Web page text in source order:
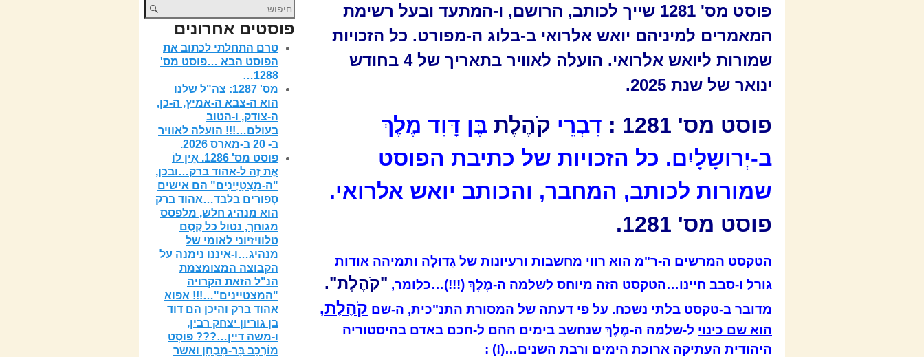
פוסט מס' 1281 שייך לכותב, הרושם, ו-המתעד ובעל רשימת
המאמרים למיניהם יואש אלרואי ב-בלוג ה-מפורט. כל הזכויות
שמורות ליואש אלרואי. הועלה לאוויר בתאריך של 4 בחודש
ינואר של שנת 2025.
פוסט מס' 1281 : דִבְרֵי קֹהֶלֶת בֶּן דָּוִד מֶלֶךְ
ב-יְרושָלָיִם. כל הזכויות של כתיבת הפוסט
שמורות לכותב, המחבר, והכותב יואש אלרואי.
פוסט מס' 1281.
הטקסט המרשים ה-ר"מ הוא רווי מחשבות ורעיונות של גְדוּלָה ותמיהה אודות
גורל ו-סבב חיינו…הטקסט הזה מיוחס לשלמה ה-מֶלֶךְ (!!!)…כלומר, "קֹהֶלֶת".
מדובר ב-טקסט בלתי נשכח. על פי דעתה של המסורת התנ"כית, ה-שם קֹהֶלֶת,
הוא שם כינוי ל-שלמה ה-מֶלֶךְ שנחשב בימים ההם ל-חכם באדם בהיסטוריה
היהודית העתיקה ארוכת הימים ורבת השנים…(!) :
פוסטים אחרונים
טרם התחלתי לכתוב את
הפוסט הבא …פוסט מס'
1288…
מס' 1287: צה"ל שלנו
הוא ה-צבא ה-אמיץ, ה-כן,
ה-צודק, ו-הטוב
בעולם…!!! הועלה לאוויר
ב- 20 ב-מארס 2026.
פוסט מס' 1286. אֵין לוֹ
אֶת זֶה ל-אהוד ברק…ובכן,
"ה-מִצְטָיְינִים" הם אישים
סְפוּרִים בלבד…אהוד ברק
הוא מנהיג חלש, מלפסס
מגוחך, נטול כל קֶסֶם
טלוויזיוני לאומי של
מנהיג…ו-איננו נימנה על
הקבוצה המצומצמת
הנ"ל הזאת הקרויה
"המצטיינים"…!!! אפוא
אהוד ברק והיכן הם דוד
בן גוריון יצחק רבין,
ו-משה דיין…??? פּוֹסְט
מוֹרְכָּב בַּר-מִבְחָן ואשר